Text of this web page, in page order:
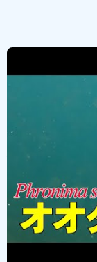
← 映像リス
本
概要
オオタルマワシ
くり抜き、「家
海〜中層性の小
その姿は、SF映
な形をしていま